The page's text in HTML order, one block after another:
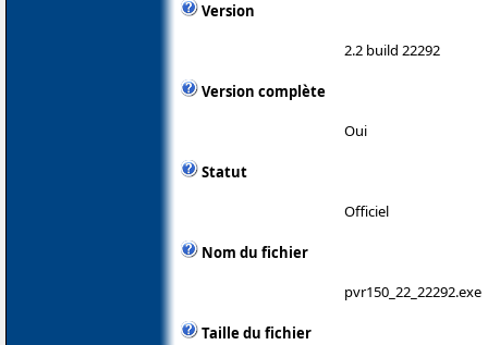
Version
2.2 build 22292
Version complète
Oui
Statut
Officiel
Nom du fichier
pvr150_22_22292.exe
Taille du fichier